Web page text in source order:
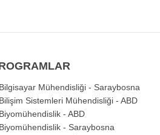
Bilgisayar Mühendisliği - Saraybosna
Bilişim Sistemleri Mühendisliği - ABD
Biyomühendislik - ABD
Biyomühendislik - Saraybosna